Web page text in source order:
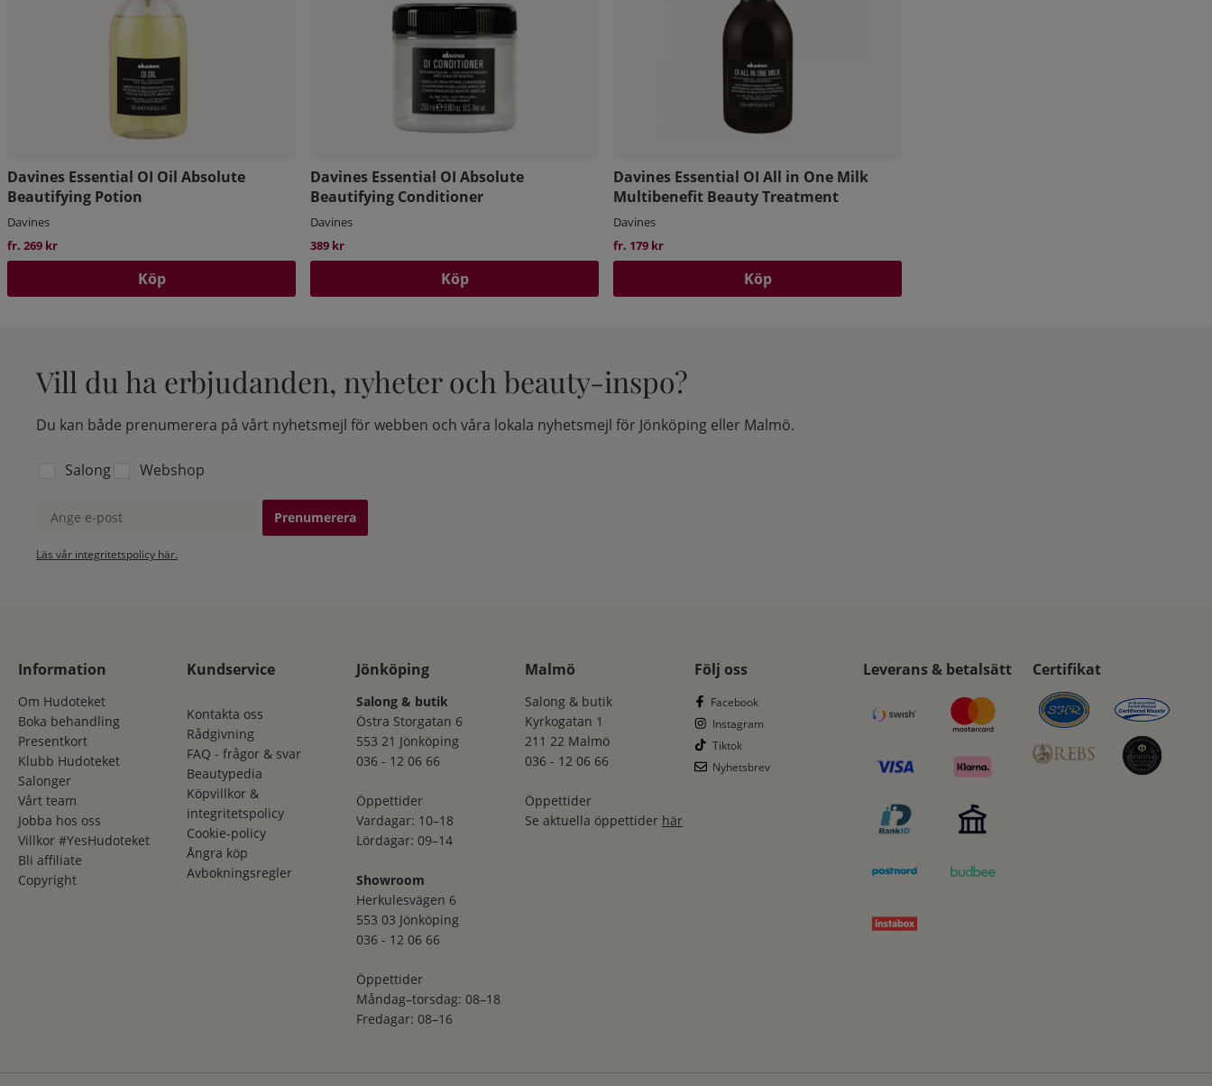
Davines Essential OI Oil Absolute
Beautifying Potion
Davines
fr. 269 kr
Köp
Davines Essential OI Absolute
Beautifying Conditioner
Davines
389 kr
Köp
Davines Essential OI All in One Milk
Multibenefit Beauty Treatment
Davines
fr. 179 kr
Köp
Vill du ha erbjudanden, nyheter och beauty-inspo?
Du kan både prenumerera på vårt nyhetsmejl för webben och våra lokala nyhetsmejl för Jönköping eller Malmö.
Välj vilken lista du vill prenumerera på:
Salong
Webshop
Ange e-post
Läs vår integritetspolicy här.
Information
Om Hudoteket
Boka behandling
Presentkort
Klubb Hudoteket
Salonger
Vårt team
Jobba hos oss
Villkor #YesHudoteket
Bli affiliate
Copyright
Kundservice
Kontakta oss
Rådgivning
FAQ - frågor & svar
Beautypedia
Köpvillkor &
integritetspolicy
Cookie-policy
Ångra köp
Avbokningsregler
Jönköping
Salong & butik
Östra Storgatan 6
553 21 Jönköping
036 - 12 06 66
Öppettider
Vardagar: 10–18
Lördagar: 09–14
Showroom
Herkulesvägen 6
553 03 Jönköping
036 - 12 06 66
Öppettider
Måndag–torsdag: 08–18
Fredagar: 08–16
Malmö
Salong & butik
Kyrkogatan 1
211 22 Malmö
036 - 12 06 66
Öppettider
Se aktuella öppettider här
Följ oss
Facebook
Instagram
Tiktok
Nyhetsbrev
Leverans & betalsätt Certifikat